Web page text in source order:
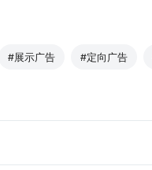
#展示广告 #定向广告